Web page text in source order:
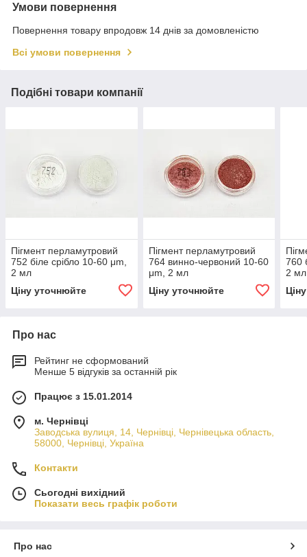
Умови повернення
Повернення товару впродовж 14 днів за домовленістю
Всі умови повернення
Подібні товари компанії
Пігмент перламутровий
752 біле срібло 10-60 μm,
2 мл
Ціну уточнюйте
Пігмент перламутровий
764 винно-червоний 10-60
μm, 2 мл
Ціну уточнюйте
760
2 мл
Про нас
Рейтинг не сформований
Менше 5 відгуків за останній рік
Працює з 15.01.2014
м. Чернівці
Заводська вулиця, 14, Чернівці, Чернівецька область,
58000, Чернівці, Україна
Контакти
Сьогодні вихідний
Показати весь графік роботи
Про нас